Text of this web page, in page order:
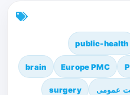
public-health
Europe PMC
brain
عمومی surgery